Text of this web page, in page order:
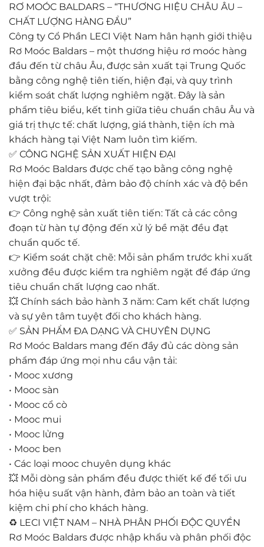
RƠ MOÓC BALDARS – “THƯƠNG HIỆU CHÂU ÂU –
CHẤT LƯỢNG HÀNG ĐẦU”
Công ty Cổ Phần LECI Việt Nam hân hạnh giới thiệu
Rơ Moóc Baldars – một thương hiệu rơ moóc hàng
đầu đến từ châu Âu, được sản xuất tại Trung Quốc
bằng công nghệ tiên tiến, hiện đại, và quy trình
kiểm soát chất lượng nghiêm ngặt. Đây là sản
phẩm tiêu biểu, kết tinh giữa tiêu chuẩn châu Âu và
giá trị thực tế: chất lượng, giá thành, tiện ích mà
khách hàng tại Việt Nam luôn tìm kiếm.
✅ CÔNG NGHỆ SẢN XUẤT HIỆN ĐẠI
Rơ Moóc Baldars được chế tạo bằng công nghệ
hiện đại bậc nhất, đảm bảo độ chính xác và độ bền
vượt trội:
👉 Công nghệ sản xuất tiên tiến: Tất cả các công
đoạn từ hàn tự động đến xử lý bề mặt đều đạt
chuẩn quốc tế.
👉 Kiểm soát chặt chẽ: Mỗi sản phẩm trước khi xuất
xưởng đều được kiểm tra nghiêm ngặt để đáp ứng
tiêu chuẩn chất lượng cao nhất.
💥 Chính sách bảo hành 3 năm: Cam kết chất lượng
và sự yên tâm tuyệt đối cho khách hàng.
✅ SẢN PHẨM ĐA DẠNG VÀ CHUYÊN DỤNG
Rơ Moóc Baldars mang đến đầy đủ các dòng sản
phẩm đáp ứng mọi nhu cầu vận tải:
• Mooc xương
• Mooc sàn
• Mooc cổ cò
• Mooc mui
• Mooc lửng
• Mooc ben
• Các loại mooc chuyên dụng khác
💥 Mỗi dòng sản phẩm đều được thiết kế để tối ưu
hóa hiệu suất vận hành, đảm bảo an toàn và tiết
kiệm chi phí cho khách hàng.
♻️ LECI VIỆT NAM – NHÀ PHÂN PHỐI ĐỘC QUYỀN
Rơ Moóc Baldars được nhập khẩu và phân phối độc